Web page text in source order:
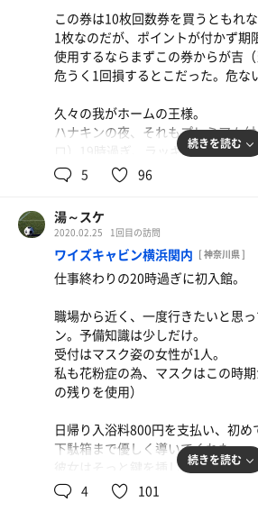
17時過ぎに退館。外は閉店を惜し
ていた。
沖縄風せんべろ居酒屋で乾杯、レ
想像を良い意味て裏切るオシャレ
清潔感アリ、オレンジマットも丁
大きさは予習済。5名で満室だろう
2段目の角、1セット目は貸切。
TVも12分計も無い。
5分砂時計が壁に設置されているの
右手からは遠赤外線ストーブが「
ろうサイズ感。
水温は体感やさしいが、これもまた
休憩は洗い場の腰掛け椅子。
3セット目、背中から尻にかけて美
り。無言のセッション♪
彼は漫画持参、左足首に脱衣所の
私は左腕にそれを巻くスタイル。
少し腕を動かすと、ブルーの小さな
カチャカチャと鳴る。
身を清め、ついでに歯を磨き、ま
白色にごり湯も好きなんですが、硫
掲げられた効能によると、二日酔に
シイ！
薬湯チンピリにシフト。しばしソレ
つ。。
私のカラダはいつの日か、この刺
てしまいました。
分を拭き取り終わると、いざサウナ
最上段角に着席。室内は7〜8名、
ちょうど100℃を指すが体感はアッ
昨日のハイボールやレモンサワーが
バと出てしまう程の発汗。（サ室出
分、めっちゃ熱い）
キンキンに冷えた水風呂、バイブ
ちゃ気持ちい…。
休憩は露天壁側にあるモスグリーン
トか。
ココから正面、見上げると青空。
しばらくすると、日の丸を付けた
と共に低空で通り過ぎるサプライズ
この券は10枚回数券を買うともれ
1枚なのだが、ポイントが付かず期
使用するならまずこの券からが吉（
危うく1回損するとこだった。危な
久々の我がホームの王様。
ハナキンの夜、それもプレミアム
ロ）19時過ぎ、ラッキーNo.を抜き
影響受けてガラ空きなのかと心配
安心。
偶数日は私の好きな天晴れ湯。
こちら側は露天に大型TVが無く、
付いている。
ひとり、センチメンタルに蒸され
テレビは出演者が号泣、サ室では漢
泣きじゃくる。
オートローリュの水量、勢いが以前
来て！
ココの最大の魅力はやはり広々と
気浴♪
続きを読む
5 96
湯～スケ
2020.02.25 1回目の訪問
ワイズキャビン横浜関内 [ 神奈川県 ]
仕事終わりの20時過ぎに初入館。
職場から近く、一度行きたいと思
ン。予備知識は少しだけ。
受付はマスク姿の女性が1人。
私も花粉症の為、マスクはこの時
の残りを使用）
日帰り入浴料800円を支払い、初め
下駄箱まで優しく導いてくれた。
彼女はそっと鍵を挿し、開けても
謝し靴をしまう。
続きを読む
4 101